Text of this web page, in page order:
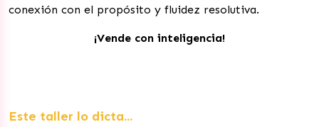
conexión con el propósito y fluidez resolutiva.
¡Vende con inteligencia!
Este taller lo dicta...